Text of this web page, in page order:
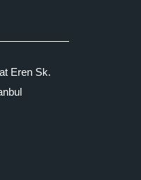
Eren Sk.